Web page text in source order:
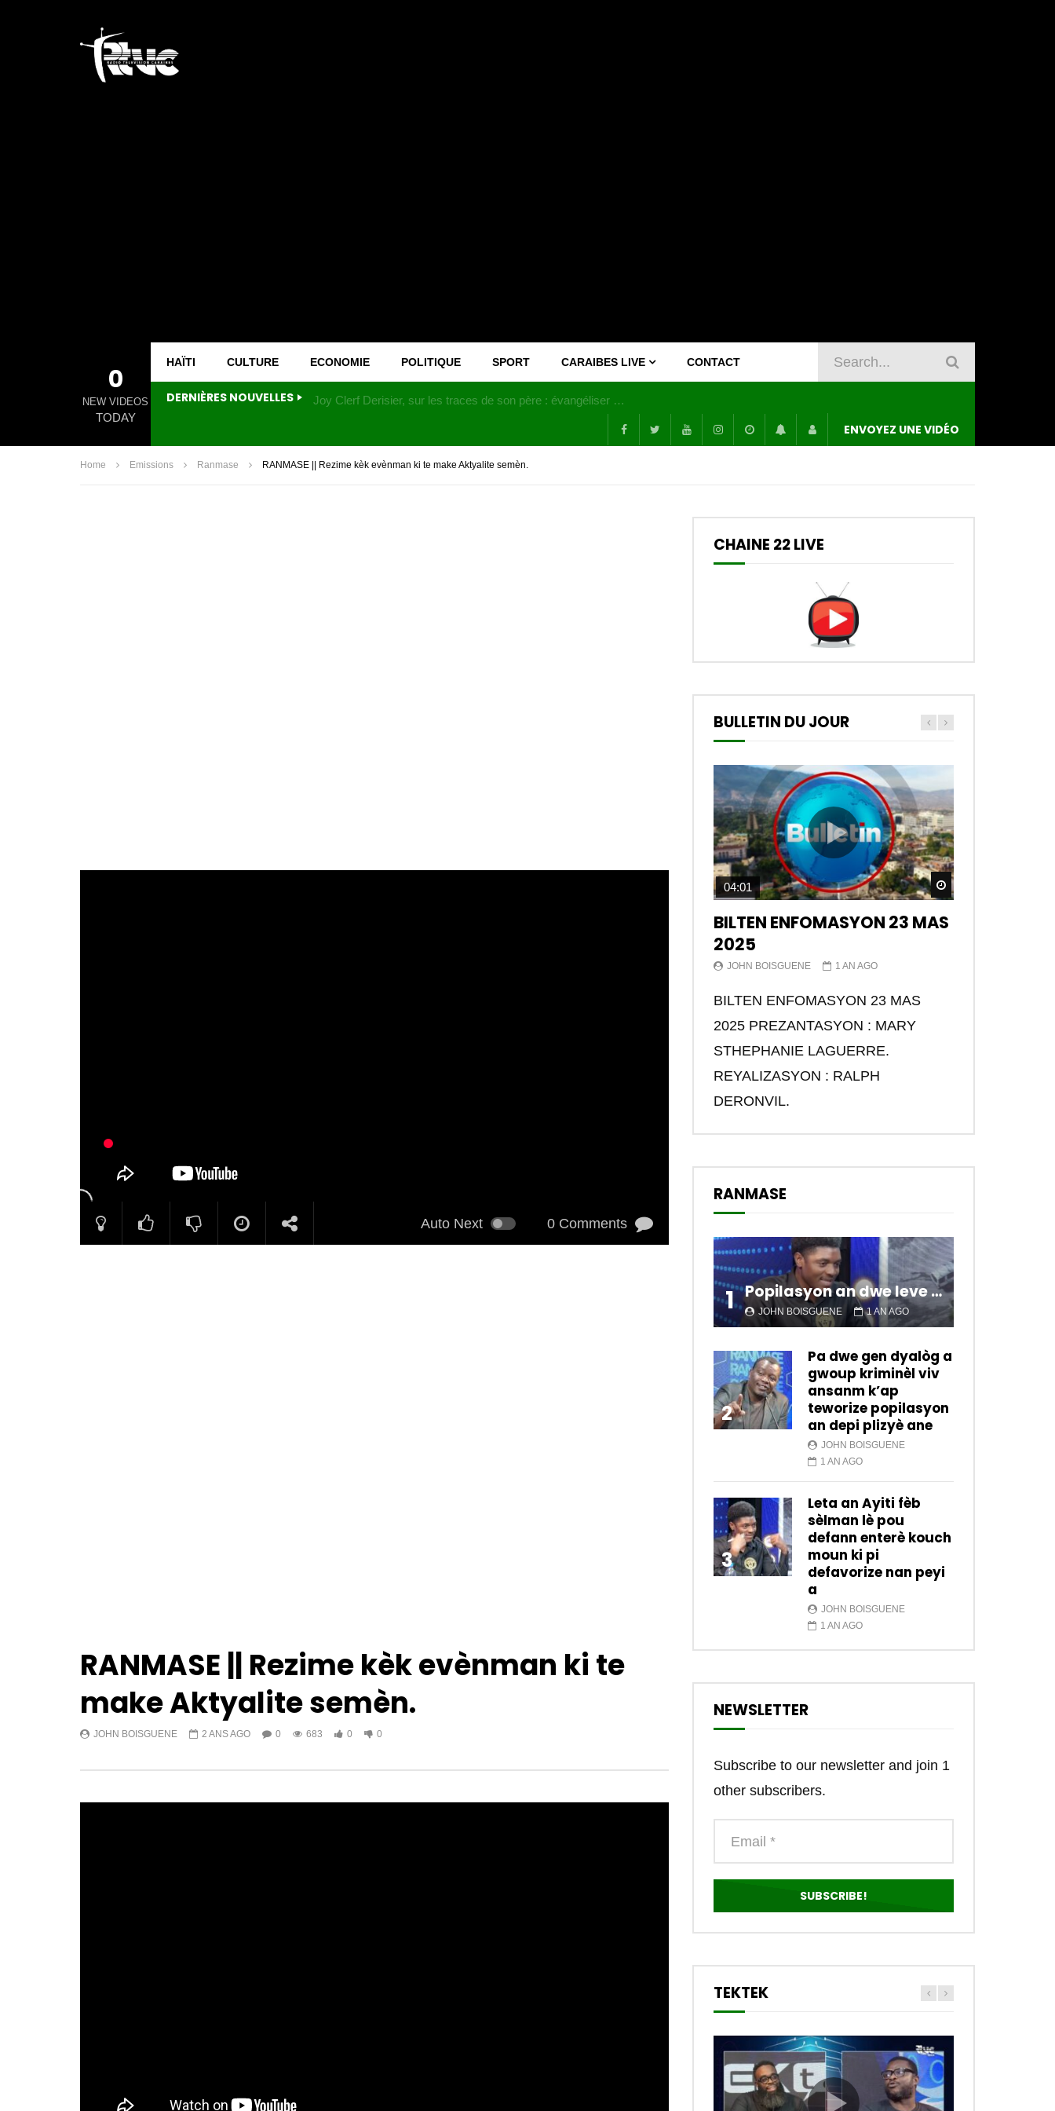
0
NEW VIDEOS
TODAY
HAÏTI CULTURE ECONOMIE POLITIQUE SPORT CARAIBES LIVE CONTACT
DERNIÈRES NOUVELLES Joy Clerf Derisier, sur les traces de son père : évangéliser par la musique
ENVOYEZ UNE VIDÉO
Home Emissions Ranmase RANMASE || Rezime kèk evènman ki te make Aktyalite semèn.
Auto Next 0 Comments
RANMASE || Rezime kèk evènman ki te
make Aktyalite semèn.
JOHN BOISGUENE 2 ANS AGO 0 683 0 0
CHAINE 22 LIVE
BULLETIN DU JOUR
Watch Later
04:01
BILTEN ENFOMASYON 23 MAS
2025
JOHN BOISGUENE 1 AN AGO
BILTEN ENFOMASYON 23 MAS
2025 PREZANTASYON : MARY
STHEPHANIE LAGUERRE.
REYALIZASYON : RALPH
DERONVIL.
RANMASE
1 Popilasyon an dwe leve kanpe pou chanje sitiyasyon kawotik l’ap viv nan peyi a.
JOHN BOISGUENE 1 AN AGO
2
Pa dwe gen dyalòg a
gwoup kriminèl viv
ansanm k’ap
teworize popilasyon
an depi plizyè ane
JOHN BOISGUENE
1 AN AGO
3
Leta an Ayiti fèb
sèlman lè pou
defann enterè kouch
moun ki pi
defavorize nan peyi
a
JOHN BOISGUENE
1 AN AGO
NEWSLETTER
Subscribe to our newsletter and join 1
other subscribers.
TEKTEK